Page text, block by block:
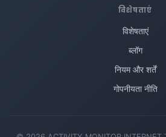
विशेषताएं
विशेषताएं
ब्लॉग
नियम और शर्तें
गोपनीयता नीति